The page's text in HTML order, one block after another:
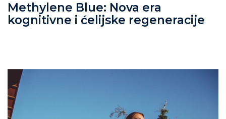
Methylene Blue: Nova era
kognitivne i ćelijske regeneracije